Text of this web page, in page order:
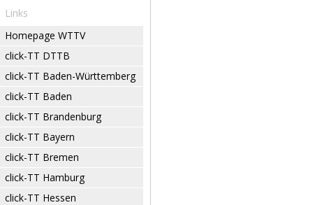
Links
Homepage WTTV
click-TT DTTB
click-TT Baden-Württemberg
click-TT Baden
click-TT Brandenburg
click-TT Bayern
click-TT Bremen
click-TT Hamburg
click-TT Hessen